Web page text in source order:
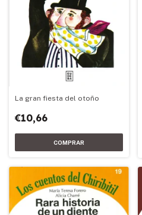
La gran fiesta del otoño
€10,66